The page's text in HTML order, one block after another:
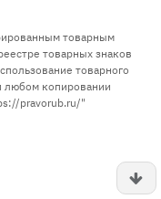
товарным
товарных знаков
товарного
любом копировании
pravorub.ru/"